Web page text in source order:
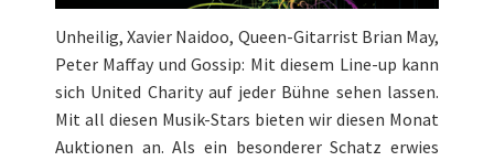
Unheilig, Xavier Naidoo, Queen-Gitarrist Brian May,
Peter Maffay und Gossip: Mit diesem Line-up kann
sich United Charity auf jeder Bühne sehen lassen.
Mit all diesen Musik-Stars bieten wir diesen Monat
Auktionen an. Als ein besonderer Schatz erwies